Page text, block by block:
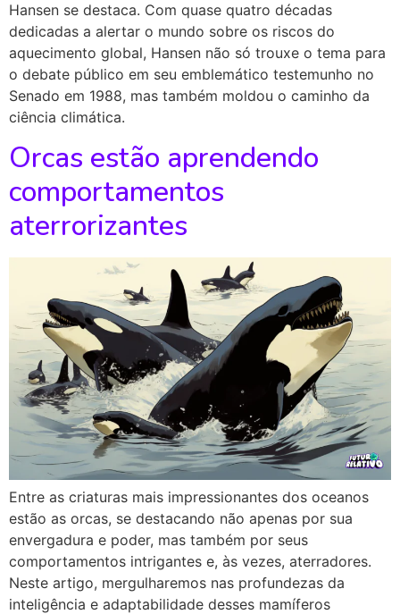
Hansen se destaca. Com quase quatro décadas
dedicadas a alertar o mundo sobre os riscos do
aquecimento global, Hansen não só trouxe o tema para
o debate público em seu emblemático testemunho no
Senado em 1988, mas também moldou o caminho da
ciência climática.
Orcas estão aprendendo
comportamentos
aterrorizantes
Entre as criaturas mais impressionantes dos oceanos
estão as orcas, se destacando não apenas por sua
envergadura e poder, mas também por seus
comportamentos intrigantes e, às vezes, aterradores.
Neste artigo, mergulharemos nas profundezas da
inteligência e adaptabilidade desses mamíferos